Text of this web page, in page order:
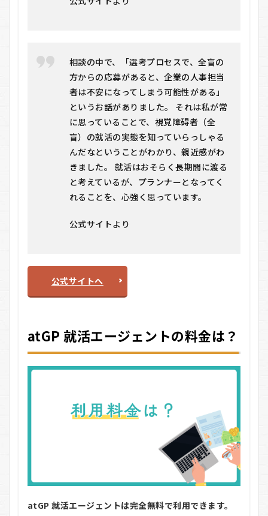
相談の中で、「選考プロセスで、全盲の
方からの応募があると、企業の人事担当
者は不安になってしまう可能性がある」
というお話がありました。 それは私が常
に思っていることで、視覚障碍者（全
盲）の就活の実態を知っていらっしゃる
んだなということがわかり、親近感がわ
きました。 就活はおそらく長期間に渡る
と考えているが、プランナーとなってく
れることを、心強く思っています。
公式サイトより
公式サイトへ
atGP 就活エージェントの料金は？
atGP 就活エージェントは完全無料で利用できます。